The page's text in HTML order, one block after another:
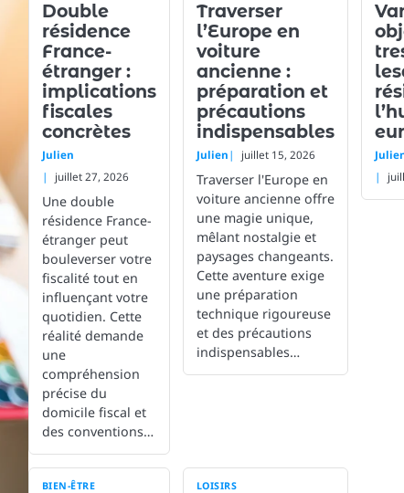
Double
résidence
France-
étranger :
implications
fiscales
concrètes
Julien
juillet 27, 2026
Une double
résidence France-
étranger peut
bouleverser votre
fiscalité tout en
influençant votre
quotidien. Cette
réalité demande
une
compréhension
précise du
domicile fiscal et
des conventions…
Traverser
l’Europe en
voiture
ancienne :
préparation et
précautions
indispensables
Julien juillet 15, 2026
Traverser l'Europe en
voiture ancienne offre
une magie unique,
mêlant nostalgie et
paysages changeants.
Cette aventure exige
une préparation
technique rigoureuse
et des précautions
indispensables…
BIEN-ÊTRE LOISIRS